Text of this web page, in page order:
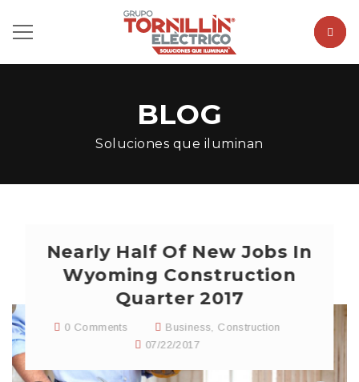
BLOG
Soluciones que iluminan
Nearly Half Of New Jobs In
Wyoming Construction
Quarter 2017
0 Comments Business Construction
07/22/2017